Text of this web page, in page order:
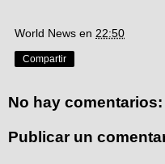
World News en 22:50
Compartir
No hay comentarios:
Publicar un